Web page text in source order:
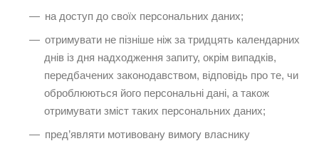
на доступ до своїх персональних даних;
отримувати не пізніше ніж за тридцять календарних
днів із дня надходження запиту, окрім випадків,
передбачених законодавством, відповідь про те, чи
оброблюються його персональні дані, а також
отримувати зміст таких персональних даних;
пред’являти мотивовану вимогу власнику